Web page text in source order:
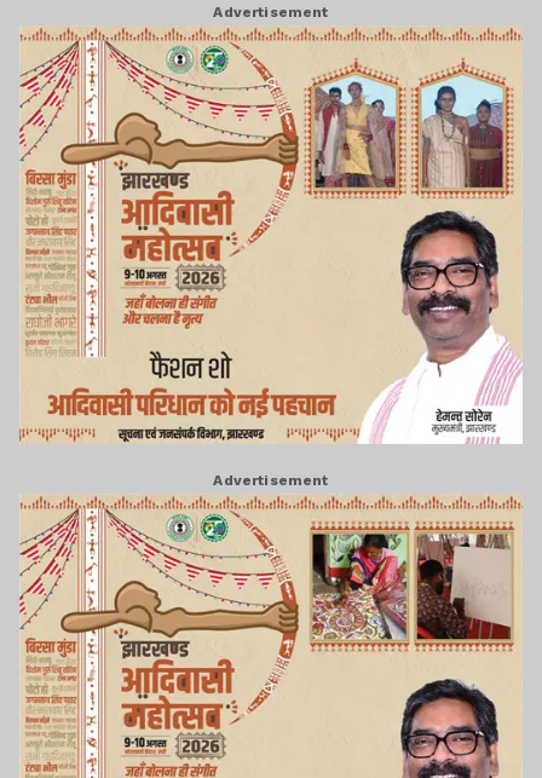
Advertisement
Advertisement